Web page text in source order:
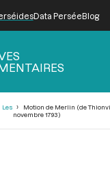
Data PerséeBlog
Les
Motion de Merlin (de
novembre 1793)